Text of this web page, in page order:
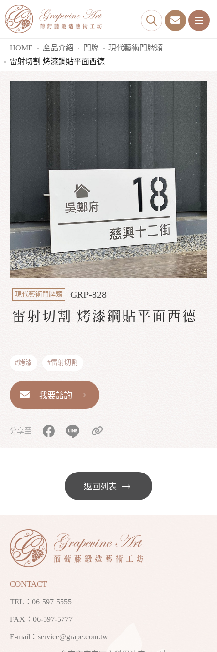
HOME 產品介紹 門牌
現代藝術門牌類
雷射切割 烤漆鋼貼平面西德
現代藝術門牌類 GRP-828
雷射切割 烤漆鋼貼平面西德
#烤漆 #雷射切割
我要諮詢
分享至
返回列表
CONTACT
TEL： 06-597-5555
FAX：06-597-5777
E-mail： service@grape.com.tw